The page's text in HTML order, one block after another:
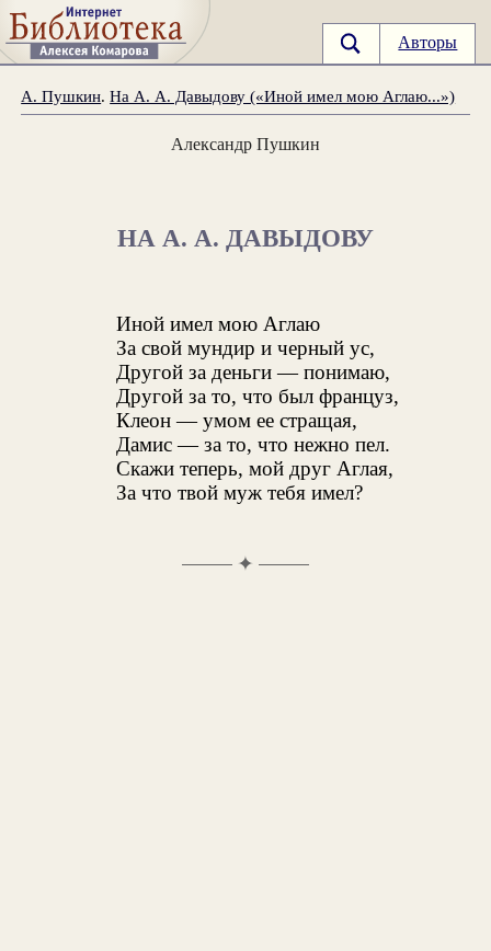
Авторы
А. Пушкин.На А. А. Давыдову («Иной имел мою Аглаю...»)
Александр Пушкин
НА А. А. ДАВЫДОВУ
Иной имел мою Аглаю
За свой мундир и черный ус,
Другой за деньги — понимаю,
Другой за то, что был француз,
Клеон — умом ее стращая,
Дамис — за то, что нежно пел.
Скажи теперь, мой друг Аглая,
За что твой муж тебя имел?
✦